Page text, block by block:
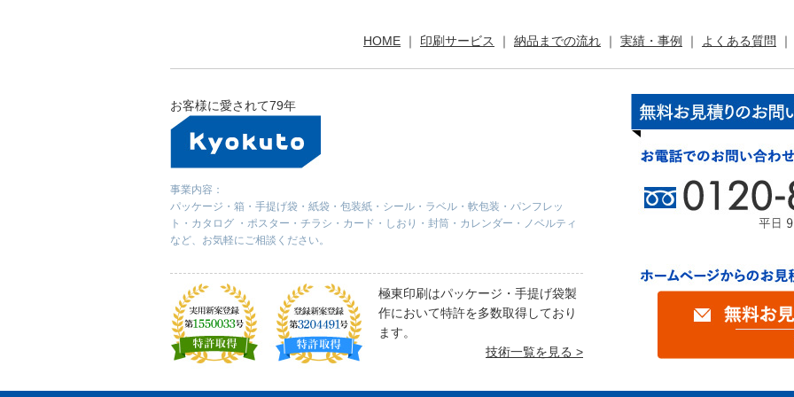
HOME 印刷サービス 納品までの流れ 実績・事例 よくある質問
お客様に愛されて79年
事業内容：
パッケージ・箱・手提げ袋・紙袋・包装紙・シール・ラベル・軟包装・パンフレッ
ト・カタログ ・ポスター・チラシ・カード・しおり・封筒・カレンダー・ノベルティ
など、お気軽にご相談ください。
極東印刷はパッケージ・手提げ袋製
作において特許を多数取得しており
ます。
技術一覧を見る >